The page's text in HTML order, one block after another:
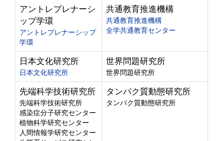
アントレプレナーシ
ップ学環
アントレプレナーシップ
学環
共通教育推進機構
共通教育推進機構
全学共通教育センター
日本文化研究所
日本文化研究所
世界問題研究所
世界問題研究所
先端科学技術研究所
先端科学技術研究所
感染症分子研究センター
植物科学研究センター
人間情報学研究センター
タンパク質動態研究所
タンパク質動態研究所